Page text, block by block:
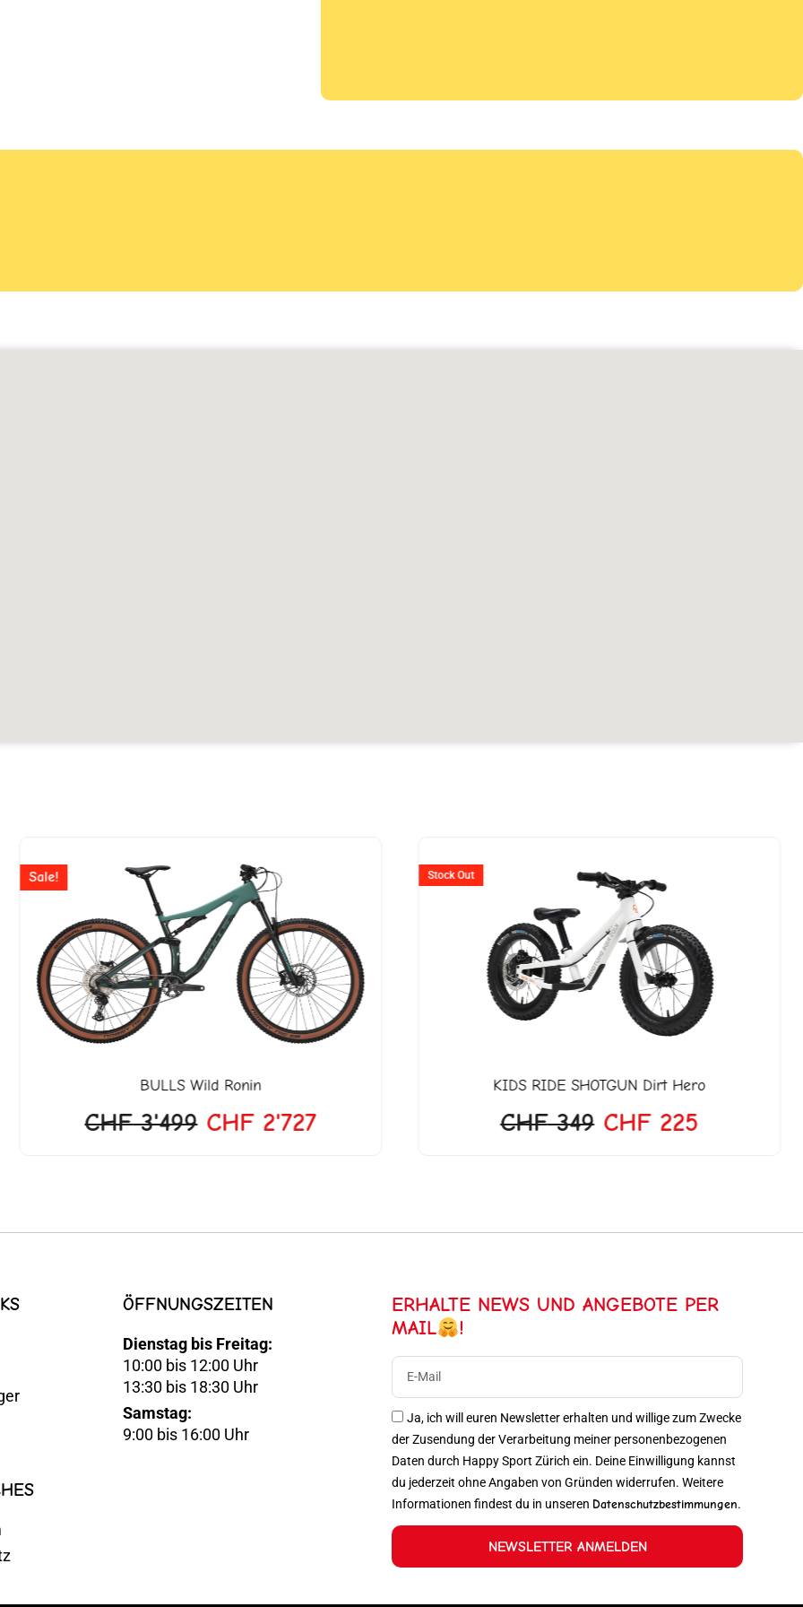
Sale!
BULLSWild Ronin
CHF3'499
Preis
war:
CHF 3'499
CHF2'727
ist:
CHF 2'727.
Stock Out
KIDS RIDE SHOTGUN Dirt Hero
CHF349
Preis
war:
CHF 349
CHF225
CHF 225.
ÖFFNUNGSZEITEN
Dienstag bis Freitag:
10:00 bis 12:00 Uhr
13:30 bis 18:30 Uhr
Samstag:
9:00 bis 16:00 Uhr
ERHALTE NEWS UND ANGEBOTE PER
MAIL
!
Ja, ich will euren Newsletter erhalten und willige zum Zwecke
der Zusendung der Verarbeitung meiner personenbezogenen
Daten durch Happy Sport Zürich ein. Deine Einwilligung kannst
du jederzeit ohne Angaben von Gründen widerrufen. Weitere
Informationen findest du in unseren Datenschutzbestimmungen.
NEWSLETTER ANMELDEN